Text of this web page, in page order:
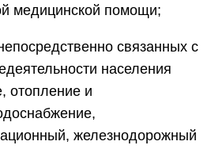
медицинской помощи;
связанных с
населения
отопление и
железнодорожный